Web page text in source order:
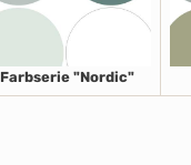
Farbserie "Nordic"